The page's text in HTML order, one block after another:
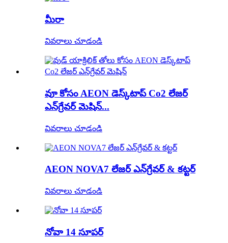
మీరా
వివరాలు చూడండి
వూ కోసం AEON డెస్క్‌టాప్ Co2 లేజర్
ఎన్‌గ్రేవర్ మెషిన్...
వివరాలు చూడండి
AEON NOVA7 లేజర్ ఎన్‌గ్రేవర్ & కట్టర్
వివరాలు చూడండి
నోవా 14 సూపర్